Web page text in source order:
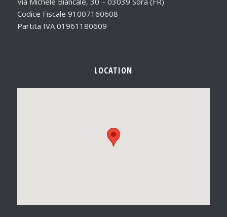
Codice Fiscale 91007160608
Partita IVA 01961180609
LOCATION